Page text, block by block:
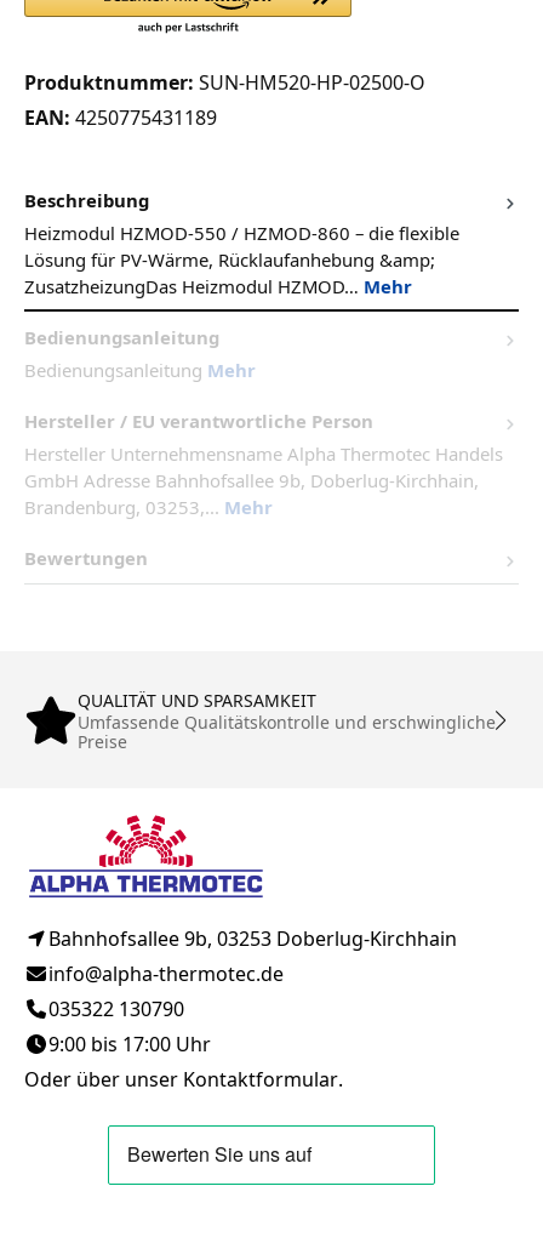
Produktnummer: SUN-HM520-HP-02500-O
EAN: 4250775431189
Beschreibung
Heizmodul HZMOD-550 / HZMOD-860 – die flexible
Lösung für PV-Wärme, Rücklaufanhebung &amp;
ZusatzheizungDas Heizmodul HZMOD… Mehr
Bedienungsanleitung
Bedienungsanleitung Mehr
Hersteller / EU verantwortliche Person
Hersteller Unternehmensname Alpha Thermotec Handels
GmbH Adresse Bahnhofsallee 9b, Doberlug-Kirchhain,
Brandenburg, 03253,... Mehr
Bewertungen
QUALITÄT UND SPARSAMKEIT
Umfassende Qualitätskontrolle und erschwingliche
Preise
Bahnhofsallee 9b, 03253 Doberlug-Kirchhain
info@alpha-thermotec.de
035322 130790
9:00 bis 17:00 Uhr
Oder über unser Kontaktformular.